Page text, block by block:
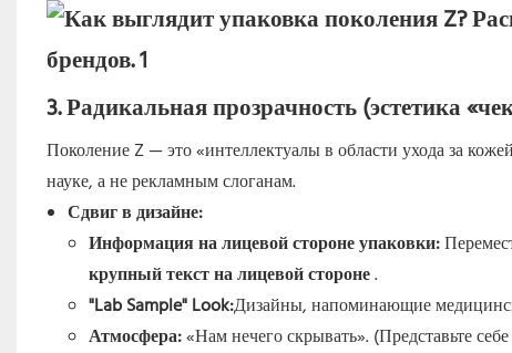
3. Радикальная прозрачность (эстетика
Поколение Z — это «интеллектуалы в области ухода за
науке, а не рекламным слоганам.
Сдвиг в дизайне:
Информация на лицевой стороне упаковки:
крупный текст на лицевой стороне.
"Lab Sample" Look:Дизайны, напоминающие
Атмосфера:«Нам нечего скрывать». (Представьте себе